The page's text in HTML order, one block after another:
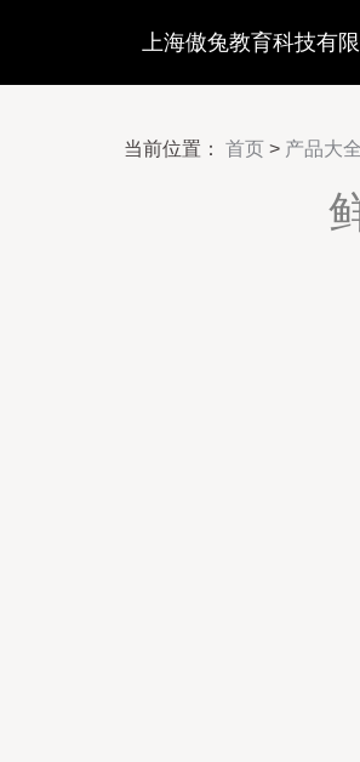
上海傲兔教育科技有限
当前位置： 首页 > 产品大全